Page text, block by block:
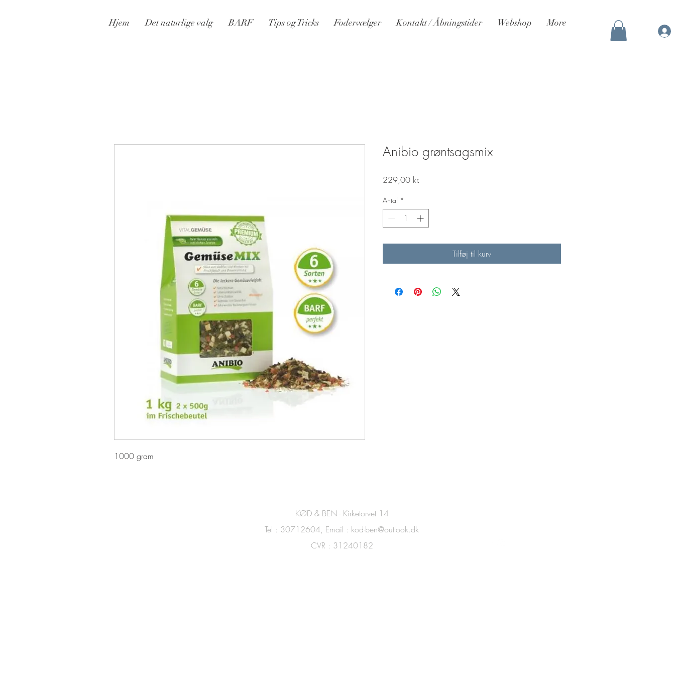
Hjem Det naturlige valg BARF Tips og Tricks Fodervælger Kontakt / Åbningstider Webshop More
1000 gram
Anibio grøntsagsmix
229,00 kr.
Antal *
Tilføj til kurv
KØD & BEN - Kirketorvet 14
Tel : 30712604, Email : kod-ben@outlook.dk
CVR : 31240182